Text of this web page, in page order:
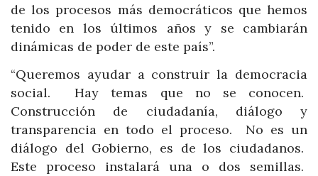
de los procesos más democráticos que hemos
tenido en los últimos años y se cambiarán
dinámicas de poder de este país”.
“Queremos ayudar a construir la democracia
social. Hay temas que no se conocen.
Construcción de ciudadanía, diálogo y
transparencia en todo el proceso. No es un
diálogo del Gobierno, es de los ciudadanos.
Este proceso instalará una o dos semillas.